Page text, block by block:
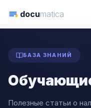
documatica
ГЛАВНАЯ СТАТЬИ
БАЗА ЗНАНИЙ
Полезные статьи о